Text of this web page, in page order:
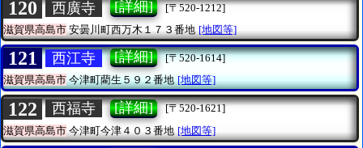
120 西廣寺 [詳細]
[〒520-1212]
滋賀県高島市安曇川町西万木１７３番地 [地図等]
121 西江寺 [詳細]
[〒520-1614]
滋賀県高島市今津町藺生５９２番地 [地図等]
122 西福寺 [詳細]
[〒520-1621]
滋賀県高島市 今津町今津４０３番地 [地図等]